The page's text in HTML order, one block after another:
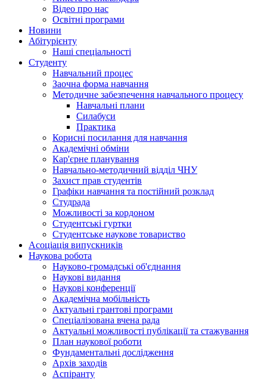
Відео про нас
Освітні програми
Hовини
Абітурієнту
Наші спеціальності
Студенту
Навчальний процес
Заочна форма навчання
Методичне забезпечення навчального процесу
Навчальні плани
Силабуси
Практика
Корисні посилання для навчання
Академічні обміни
Кар'єрне планування
Навчально-методичний відділ ЧНУ
Захист прав студентів
Графіки навчання та постійний розклад
Студрада
Можливості за кордоном
Студентські гуртки
Студентське наукове товариство
Асоціація випускників
Наукова робота
Науково-громадські об'єднання
Наукові видання
Наукові конференції
Академічна мобільність
Актуальні грантові програми
Спеціалізована вчена рада
Актуальні можливості публікації та стажування
План наукової роботи
Фундаментальні дослідження
Архів заходів
Аспіранту